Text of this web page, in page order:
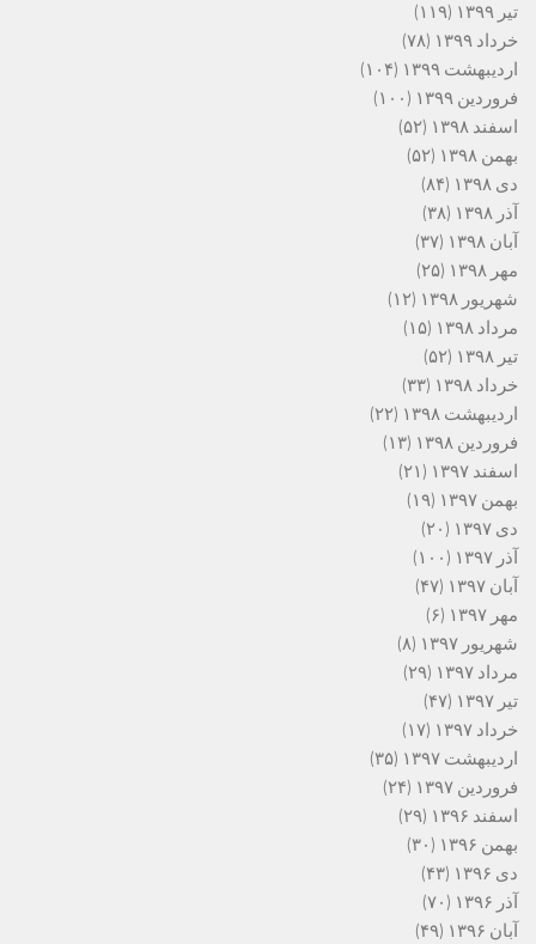
تیر ۱۳۹۹
(۱۱۹)
خرداد ۱۳۹۹
(۷۸)
اردیبهشت ۱۳۹۹
(۱۰۴)
فروردین ۱۳۹۹
(۱۰۰)
اسفند ۱۳۹۸
(۵۲)
بهمن ۱۳۹۸
(۵۲)
دی ۱۳۹۸
(۸۴)
آذر ۱۳۹۸
(۳۸)
آبان ۱۳۹۸
(۳۷)
مهر ۱۳۹۸
(۲۵)
شهریور ۱۳۹۸
(۱۲)
مرداد ۱۳۹۸
(۱۵)
تیر ۱۳۹۸
(۵۲)
خرداد ۱۳۹۸
(۳۳)
اردیبهشت ۱۳۹۸
(۲۲)
فروردین ۱۳۹۸
(۱۳)
اسفند ۱۳۹۷
(۲۱)
بهمن ۱۳۹۷
(۱۹)
دی ۱۳۹۷
(۲۰)
آذر ۱۳۹۷
(۱۰۰)
آبان ۱۳۹۷
(۴۷)
مهر ۱۳۹۷
(۶)
شهریور ۱۳۹۷
(۸)
مرداد ۱۳۹۷
(۲۹)
تیر ۱۳۹۷
(۴۷)
خرداد ۱۳۹۷
(۱۷)
اردیبهشت ۱۳۹۷
(۳۵)
فروردین ۱۳۹۷
(۲۴)
اسفند ۱۳۹۶
(۲۹)
بهمن ۱۳۹۶
(۳۰)
دی ۱۳۹۶
(۴۳)
آذر ۱۳۹۶
(۷۰)
آبان ۱۳۹۶
(۴۹)